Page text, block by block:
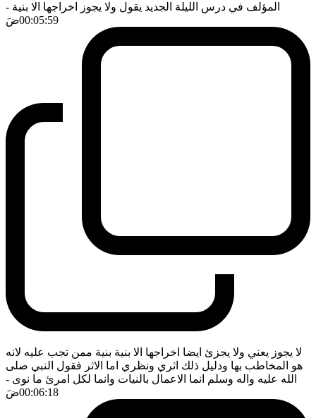
المؤلف في درس الليلة الجديد يقول ولا يجوز اخراجها الا بنية -
00:05:59ضَ
لا يجوز يعني ولا يجزئ ايضا اخراجها الا بنية بنية ممن تجب عليه لانه
هو المخاطب بها ودليل ذلك اثري ونظري اما الاثر فقول النبي صلى
الله عليه واله وسلم انما الاعمال بالنيات وانما لكل امرئ ما نوى -
00:06:18ضَ